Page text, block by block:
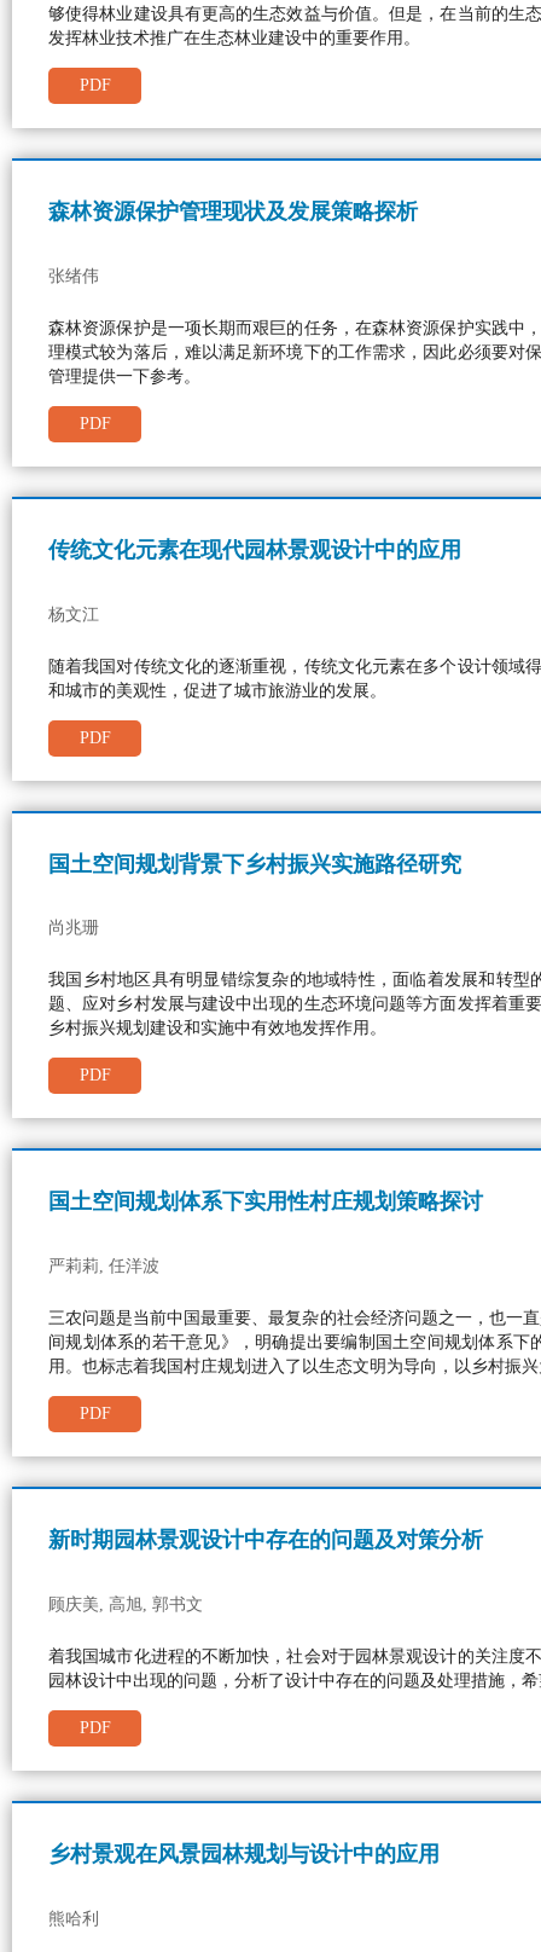
够使得林业建设具有更高的生态效益与价值。但是，在当前的生
发挥林业技术推广在生态林业建设中的重要作用。
PDF
森林资源保护管理现状及发展策略探析
张绪伟
森林资源保护是一项长期而艰巨的任务，在森林资源保护实践中
理模式较为落后，难以满足新环境下的工作需求，因此必须要对
管理提供一下参考。
PDF
传统文化元素在现代园林景观设计中的应用
杨文江
随着我国对传统文化的逐渐重视，传统文化元素在多个设计领域
和城市的美观性，促进了城市旅游业的发展。
PDF
国土空间规划背景下乡村振兴实施路径研究
尚兆珊
我国乡村地区具有明显错综复杂的地域特性，面临着发展和转
题、应对乡村发展与建设中出现的生态环境问题等方面发挥着重
乡村振兴规划建设和实施中有效地发挥作用。
PDF
国土空间规划体系下实用性村庄规划策略探讨
严莉莉, 任洋波
三农问题是当前中国最重要、最复杂的社会经济问题之一，也一
间规划体系的若干意见》，明确提出要编制国土空间规划体系
用。也标志着我国村庄规划进入了以生态文明为导向，以乡村振
PDF
新时期园林景观设计中存在的问题及对策分析
顾庆美, 高旭, 郭书文
着我国城市化进程的不断加快，社会对于园林景观设计的关注度
园林设计中出现的问题，分析了设计中存在的问题及处理措施，
PDF
乡村景观在风景园林规划与设计中的应用
熊哈利